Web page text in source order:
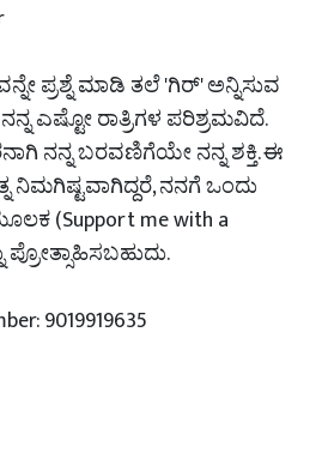
ಪ್ರಶ್ನೆ ಮಾಡಿ ತಲೆ 'ಗಿರ್' ಅನ್ನಿಸುವ
ಎಷ್ಟೋ ರಾತ್ರಿಗಳ ಪರಿಶ್ರಮವಿದೆ.
ನನ್ನ ಬರವಣಿಗೆಯೇ ನನ್ನ ಶಕ್ತಿ. ಈ
ನಿಮಗಿಷ್ಟವಾಗಿದ್ದರೆ, ನನಗೆ ಒಂದು
(Support me with a
ಪ್ರೋತ್ಸಾಹಿಸಬಹುದು.
9019919635